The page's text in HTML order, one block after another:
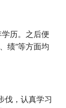
历。之后便
绩”等方面均
伐，认真学习